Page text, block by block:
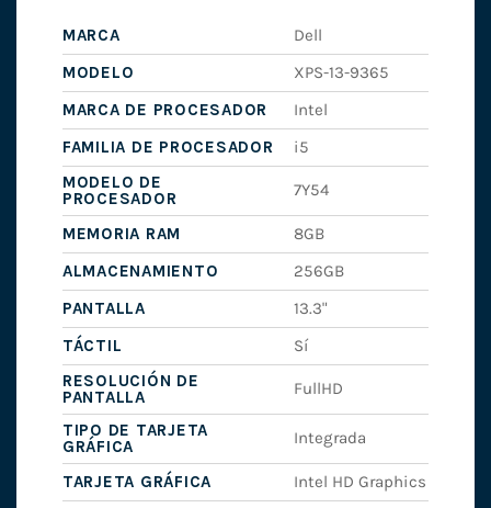
MARCA
Dell
MODELO
XPS-13-9365
MARCA DE PROCESADOR
Intel
FAMILIA DE PROCESADOR
i5
MODELO DE
PROCESADOR
7Y54
MEMORIA RAM
8GB
ALMACENAMIENTO
256GB
PANTALLA
13.3"
TÁCTIL
Sí
RESOLUCIÓN DE
PANTALLA
FullHD
TIPO DE TARJETA
GRÁFICA
Integrada
TARJETA GRÁFICA
Intel HD Graphics